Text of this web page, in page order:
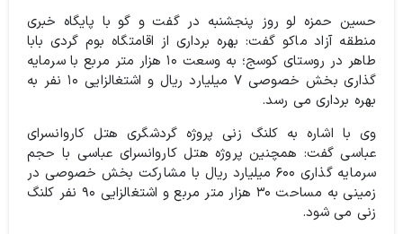
حسین حمزه لو روز پنجشنبه در گفت و گو با پایگاه خبری
منطقه آزاد ماکو گفت: بهره برداری از اقامتگاه بوم گردی بابا
طاهر در روستای کوسج؛ به وسعت ۱۰ هزار متر مربع با سرمایه
گذاری بخش خصوصی ۷ میلیارد ریال و اشتغالزایی ۱۰ نفر به
بهره برداری می رسد.
وی با اشاره به کلنگ زنی پروژه گردشگری هتل کاروانسرای
عباسی گفت: همچنین پروژه هتل کاروانسرای عباسی با حجم
سرمایه گذاری ۶۰۰ میلیارد ریال با مشارکت بخش خصوصی در
زمینی به مساحت ۳۰ هزار متر مربع و اشتغالزایی ۹۰ نفر کلنگ
زنی می شود.